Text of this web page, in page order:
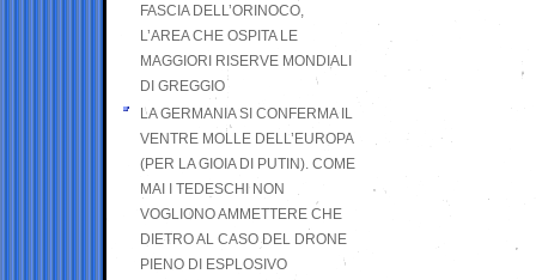
FASCIA DELL’ORINOCO,
L’AREA CHE OSPITA LE
MAGGIORI RISERVE MONDIALI
DI GREGGIO
LA GERMANIA SI CONFERMA IL
VENTRE MOLLE DELL’EUROPA
(PER LA GIOIA DI PUTIN). COME
MAI I TEDESCHI NON
VOGLIONO AMMETTERE CHE
DIETRO AL CASO DEL DRONE
PIENO DI ESPLOSIVO